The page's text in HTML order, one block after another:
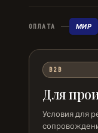
ОПЛАТА МИР
B2B
Для
Условия для